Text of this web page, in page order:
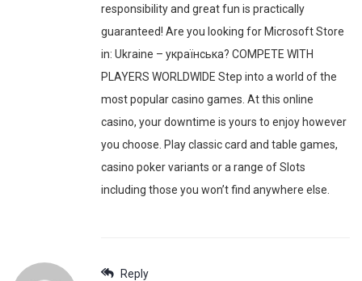
responsibility and great fun is practically
guaranteed! Are you looking for Microsoft Store
in: Ukraine – українська? COMPETE WITH
PLAYERS WORLDWIDE Step into a world of the
most popular casino games. At this online
casino, your downtime is yours to enjoy however
you choose. Play classic card and table games,
casino poker variants or a range of Slots
including those you won’t find anywhere else.
Reply